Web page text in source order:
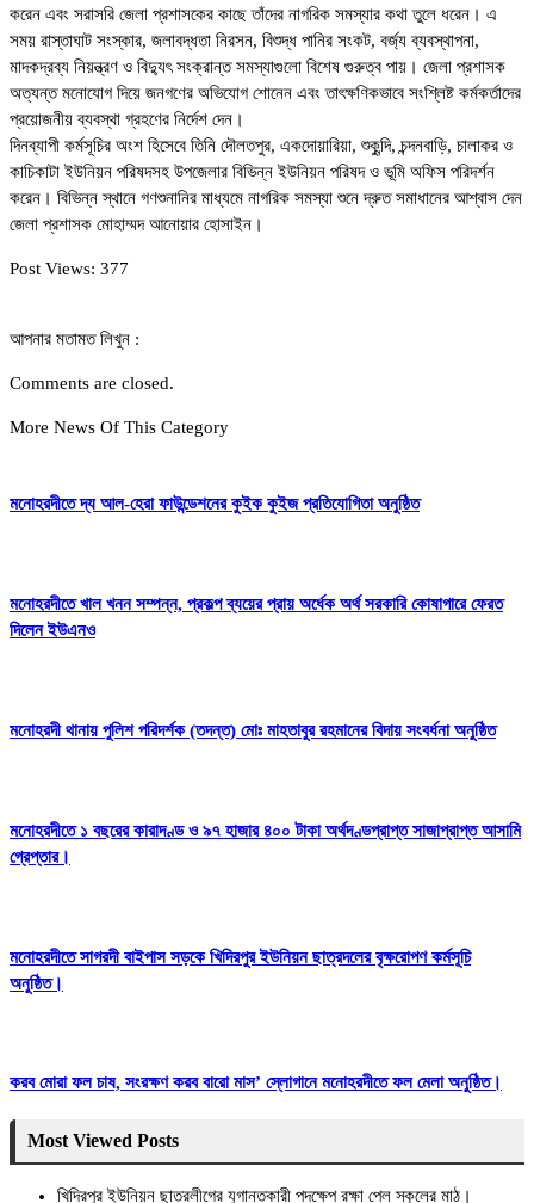
করেন এবং সরাসরি জেলা প্রশাসকের কাছে তাঁদের নাগরিক সমস্যার কথা তুলে ধরেন। এ
সময় রাস্তাঘাট সংস্কার, জলাবদ্ধতা নিরসন, বিশুদ্ধ পানির সংকট, বর্জ্য ব্যবস্থাপনা,
মাদকদ্রব্য নিয়ন্ত্রণ ও বিদ্যুৎ সংক্রান্ত সমস্যাগুলো বিশেষ গুরুত্ব পায়। জেলা প্রশাসক
অত্যন্ত মনোযোগ দিয়ে জনগণের অভিযোগ শোনেন এবং তাৎক্ষণিকভাবে সংশ্লিষ্ট কর্মকর্তাদের
প্রয়োজনীয় ব্যবস্থা গ্রহণের নির্দেশ দেন।
দিনব্যাপী কর্মসূচির অংশ হিসেবে তিনি দৌলতপুর, একদোয়ারিয়া, শুকুন্দি, চন্দনবাড়ি, চালাকর ও
কাচিকাটা ইউনিয়ন পরিষদসহ উপজেলার বিভিন্ন ইউনিয়ন পরিষদ ও ভূমি অফিস পরিদর্শন
করেন। বিভিন্ন স্থানে গণশুনানির মাধ্যমে নাগরিক সমস্যা শুনে দ্রুত সমাধানের আশ্বাস দেন
জেলা প্রশাসক মোহাম্মদ আনোয়ার হোসাইন।
Post Views: 377
আপনার মতামত লিখুন :
Comments are closed.
More News Of This Category
মনোহরদীতে দ্য আল-হেরা ফাউন্ডেশনের কুইক কুইজ প্রতিযোগিতা অনুষ্ঠিত
মনোহরদীতে খাল খনন সম্পন্ন, প্রকল্প ব্যয়ের প্রায় অর্ধেক অর্থ সরকারি কোষাগারে ফেরত
দিলেন ইউএনও
মনোহরদী থানায় পুলিশ পরিদর্শক (তদন্ত) মোঃ মাহতাবুর রহমানের বিদায় সংবর্ধনা অনুষ্ঠিত
মনোহরদীতে ১ বছরের কারাদণ্ড ও ৯৭ হাজার ৪০০ টাকা অর্থদণ্ডপ্রাপ্ত সাজাপ্রাপ্ত আসামি
গ্রেপ্তার।
মনোহরদীতে সাগরদী বাইপাস সড়কে খিদিরপুর ইউনিয়ন ছাত্রদলের বৃক্ষরোপণ কর্মসূচি
অনুষ্ঠিত।
করব মোরা ফল চাষ, সংরক্ষণ করব বারো মাস’ স্লোগানে মনোহরদীতে ফল মেলা অনুষ্ঠিত।
Most Viewed Posts
খিদিরপুর ইউনিয়ন ছাত্রলীগের যুগান্তকারী পদক্ষেপ রক্ষা পেল স্কুলের মাঠ।